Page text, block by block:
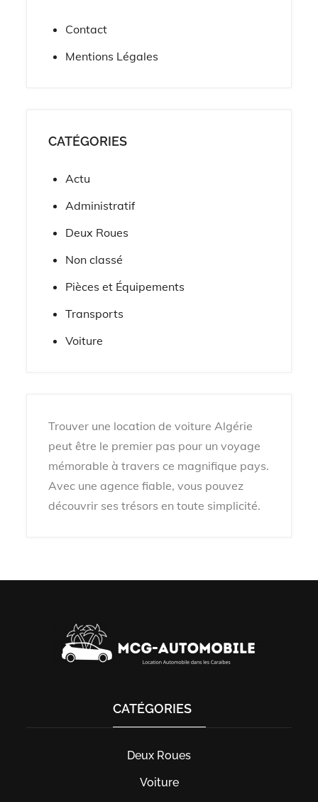
Contact
Mentions Légales
CATÉGORIES
Actu
Administratif
Deux Roues
Non classé
Pièces et Équipements
Transports
Voiture
Trouver une location de voiture Algérie
peut être le premier pas pour un voyage
mémorable à travers ce magnifique pays.
Avec une agence fiable, vous pouvez
découvrir ses trésors en toute simplicité.
CATÉGORIES
Deux Roues
Voiture